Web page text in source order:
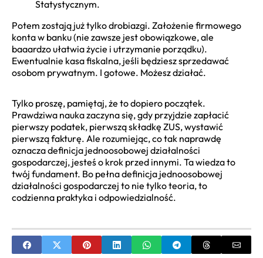
Statystycznym.
Potem zostają już tylko drobiazgi. Założenie firmowego
konta w banku (nie zawsze jest obowiązkowe, ale
baaardzo ułatwia życie i utrzymanie porządku).
Ewentualnie kasa fiskalna, jeśli będziesz sprzedawać
osobom prywatnym. I gotowe. Możesz działać.
Tylko proszę, pamiętaj, że to dopiero początek.
Prawdziwa nauka zaczyna się, gdy przyjdzie zapłacić
pierwszy podatek, pierwszą składkę ZUS, wystawić
pierwszą fakturę. Ale rozumiejąc, co tak naprawdę
oznacza definicja jednoosobowej działalności
gospodarczej, jesteś o krok przed innymi. Ta wiedza to
twój fundament. Bo pełna definicja jednoosobowej
działalności gospodarczej to nie tylko teoria, to
codzienna praktyka i odpowiedzialność.